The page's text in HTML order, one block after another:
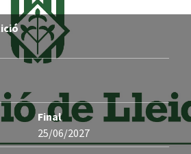
Final
25/06/2027